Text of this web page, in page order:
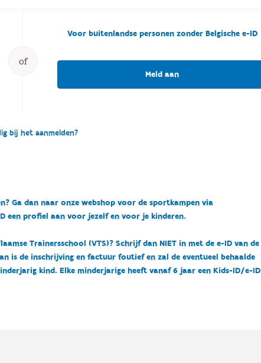
of
Voor buitenlandse personen zonder Belgische e-ID
Meld aan
bij het aanmelden?
Ga dan naar onze webshop voor de sportkampen via
een profiel aan voor jezelf en voor je kinderen.
Trainersschool (VTS)? Schrijf dan NIET in met de e-ID van de
is de inschrijving en factuur foutief en zal de eventueel behaalde
kind. Elke minderjarige heeft vanaf 6 jaar een Kids-ID/e-ID